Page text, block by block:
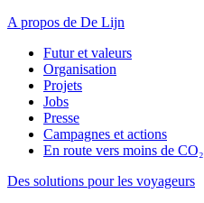
A propos de De Lijn
Futur et valeurs
Organisation
Projets
Jobs
Presse
Campagnes et actions
En route vers moins de CO₂
Des solutions pour les voyageurs